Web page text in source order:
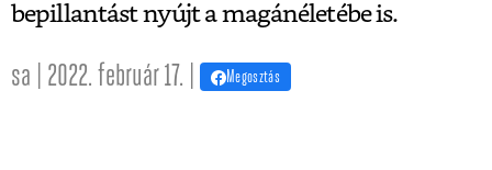
bepillantást nyújt a magánéletébe is.
sa | 2022. február 17. | Megosztás